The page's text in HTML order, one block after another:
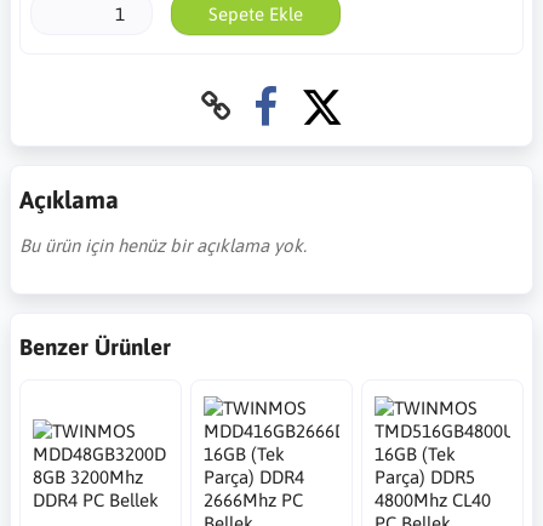
Sepete Ekle
Açıklama
Bu ürün için henüz bir açıklama yok.
Benzer Ürünler